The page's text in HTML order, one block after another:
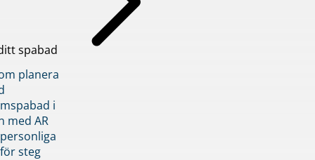
spabad
planera
i
med AR
steg